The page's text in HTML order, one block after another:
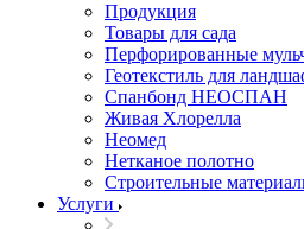
Продукция
Товары для сада
Перфорированные
Геотекстиль для
Спанбонд НЕОСПАН
Живая Хлорелла
Нeомед
Нетканое полотно
Строительные
Услуги